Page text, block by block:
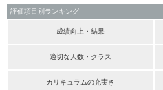
評価項目別ランキング
成績向上・結果
適切な人数・クラス
カリキュラムの充実さ